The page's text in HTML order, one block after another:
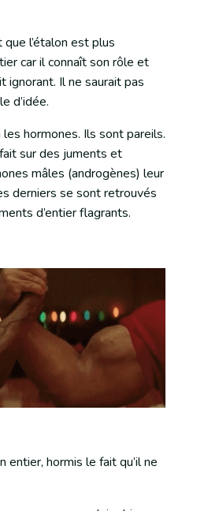
l’étalon est plus
car il connaît son rôle et
ignorant. Il ne saurait pas
d’idée.
hormones. Ils sont pareils.
sur des juments et
mâles (androgènes) leur
derniers se sont retrouvés
d’entier flagrants.
entier, hormis le fait qu’il ne